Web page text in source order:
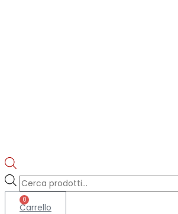
Products
search
0
Carrello